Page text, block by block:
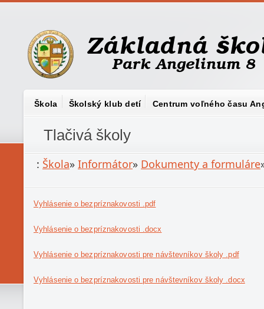
Škola Školský klub detí Centrum voľného času
Tlačivá školy
: Škola» Informátor» Dokumenty a formuláre
Vyhlásenie o bezpríznakovosti .pdf
Vyhlásenie o bezpríznakovosti .docx
Vyhlásenie o bezpríznakovosti pre návštevníkov školy .pdf
Vyhlásenie o bezpríznakovosti pre návštevníkov školy .docx